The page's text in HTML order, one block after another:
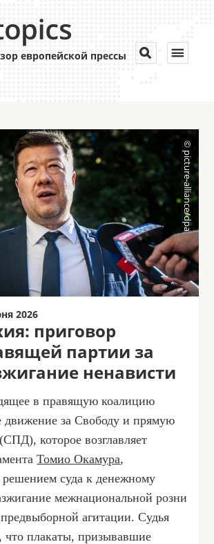
европейской прессы Toggle


2026
приговор
партии за
ненависти
в правящую коалицию
движение за Свободу и прямую
которое возглавляет
Томио Окамура,
решением суда к денежному
межнациональной розни
агитации. Судья
что плакаты, призывавшие